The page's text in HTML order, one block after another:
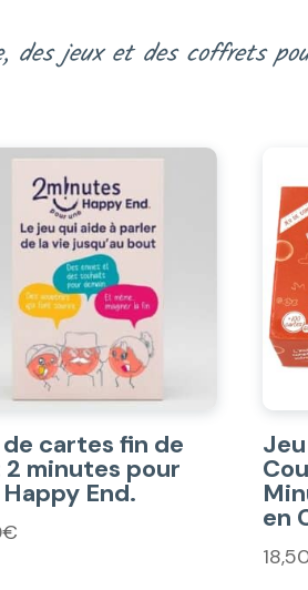
des jeux et des coffrets
cartes fin de
2 minutes pour
End.
€ en